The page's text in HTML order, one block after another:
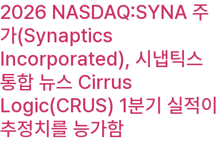
2026 NASDAQ:SYNA 주
가(Synaptics
Incorporated), 시냅틱스
통합 뉴스 Cirrus
Logic(CRUS) 1분기 실적이
추정치를 능가함